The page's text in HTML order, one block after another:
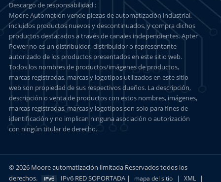
Descargo de responsabilidad :
Moore Automation vende piezas de automatización industrial,
incluidos productos nuevos y descontinuados, y compra dichos
productos destacados a través de canales independientes. Apter
Power no es un distribuidor, distribuidor o representante
autorizado de los productos presentados en este sitio web.
Todos los nombres de productos/imágenes de productos,
marcas registradas, marcas y logotipos utilizados en este sitio
web son propiedad de sus respectivos dueños. La descripción,
descripción o venta de productos con estos nombres, imágenes,
marcas registradas, marcas y logotipos son solo para fines de
identificación y no implican ninguna asociación o autorización
con ningún titular de derecho.
© 2026 Moore automatización limitada Reservados todos los
derechos.
IPv6 RED SOPORTADA | mapa del sitio | XML |